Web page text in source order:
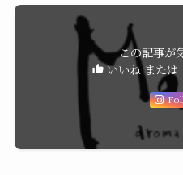
この記事が
いいね または